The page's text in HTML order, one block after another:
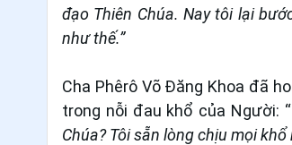
đạo Thiên Chúa. Nay tôi lại
như thế.”
Cha Phêrô Võ Đăng Khoa đã
trong nỗi đau khổ của Người: “
Chúa? Tôi sẵn lòng chịu mọi